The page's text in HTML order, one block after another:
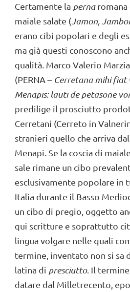
Certamente la pernaromana
maiale salate (Jamon,
erano cibi popolari e degli
ma già questi conoscono
qualità. Marco Valerio
(PERNA – Cerretana mihi fiat
Menapis: lauti de petasone
predilige il prosciutto
Cerretani (Cerreto in
stranieri quello che arriva
Menapi. Se la coscia di
sale rimane un cibo
esclusivamente popolare in
Italia durante il Basso
un cibo di pregio, oggetto
qui scritture e soprattutto
lingua volgare nelle quali
termine, inventato non si sa
latina di presciutto. Il
datare dal Milletrecento,